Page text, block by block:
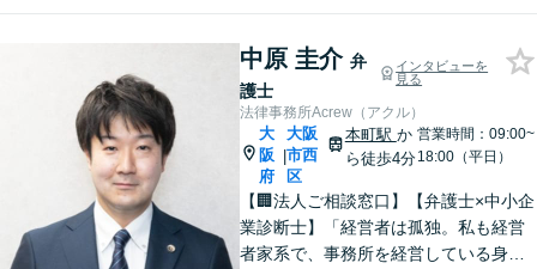
中原 圭介 弁
護士
インタビューを
見る
法律事務所Acrew（アクル）
大
阪
府
|
大阪
市西
区
本町駅 か
ら徒歩4分
営業時間：09:00~
18:00（平日）
【🏢法人ご相談窓口】【弁護士×中小企
業診断士】「経営者は孤独。私も経営
者家系で、事務所を経営している身な